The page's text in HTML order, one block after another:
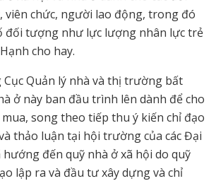
viên chức, người lao động, trong đó
đối tượng như lực lượng nhân lực trẻ
cho hay.
Quản lý nhà và thị trường bất
ở này ban đầu trình lên dành để cho
song theo tiếp thu ý kiến chỉ đạo
thảo luận tại hội trường của các Đại
hướng đến quỹ nhà ở xã hội do quỹ
lập ra và đầu tư xây dựng và chỉ